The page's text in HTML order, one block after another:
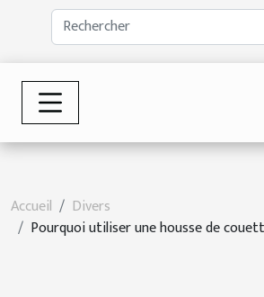
Accueil
Divers
Pourquoi utiliser une housse de